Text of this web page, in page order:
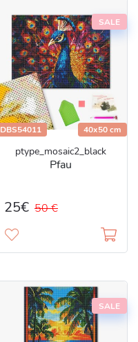
SALE
DBS54011 40x50 cm
ptype_mosaic2_black
Pfau
25€ 50 €
SALE